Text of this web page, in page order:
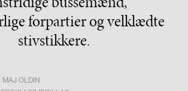
forpartier og velklædte
stivstikkere.
MAJ OLDIN